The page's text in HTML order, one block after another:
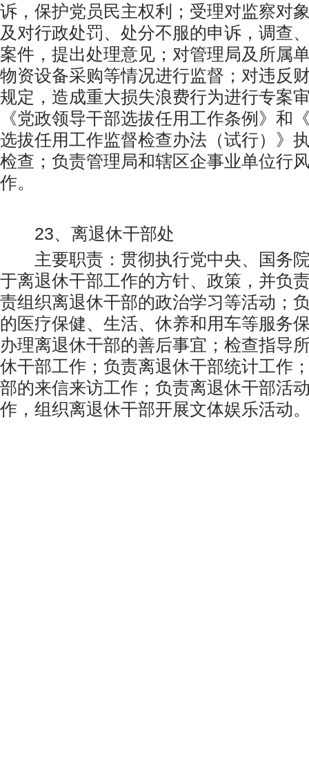
诉，保护党员民主权利；受理对监察对
及对行政处罚、处分不服的申诉，调查
案件，提出处理意见；对管理局及所属
物资设备采购等情况进行监督；对违反
规定，造成重大损失浪费行为进行专案
《党政领导干部选拔任用工作条例》和
选拔任用工作监督检查办法（试行）》
检查；负责管理局和辖区企事业单位行
作。
23、离退休干部处
主要职责：贯彻执行党中央、国务
于离退休干部工作的方针、政策，并负
责组织离退休干部的政治学习等活动；
的医疗保健、生活、休养和用车等服务
办理离退休干部的善后事宜；检查指导
休干部工作；负责离退休干部统计工作
部的来信来访工作；负责离退休干部活
作，组织离退休干部开展文体娱乐活动